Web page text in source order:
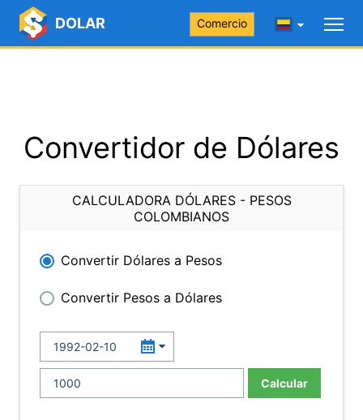
DOLAR Comercio
Convertidor de Dólares
CALCULADORA DÓLARES - PESOS
COLOMBIANOS
Convertir Dólares a Pesos
Convertir Pesos a Dólares
Calcular